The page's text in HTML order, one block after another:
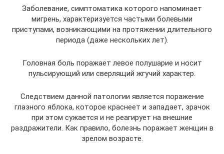
Заболевание, симптоматика которого напоминает
мигрень, характеризуется частыми болевыми
приступами, возникающими на протяжении длительного
периода (даже нескольких лет).
Головная боль поражает левое полушарие и носит
пульсирующий или сверлящий жгучий характер.
Следствием данной патологии является поражение
глазного яблока, которое краснеет и западает, зрачок
при этом сужается и не реагирует на внешние
раздражители. Как правило, болезнь поражает женщин в
зрелом возрасте.